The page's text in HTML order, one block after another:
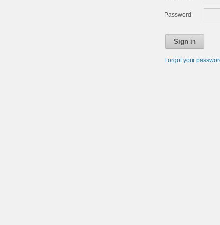
Password
Sign in
Forgot your